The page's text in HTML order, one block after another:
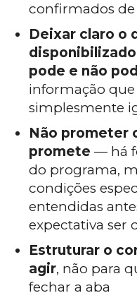
confirmados de
Deixar claro o
pode e não
informação
simplesmente
Não prometer
promete — há
do programa,
condições
entendidas
expectativa ser
Estruturar o
agir, não para
fechar a aba